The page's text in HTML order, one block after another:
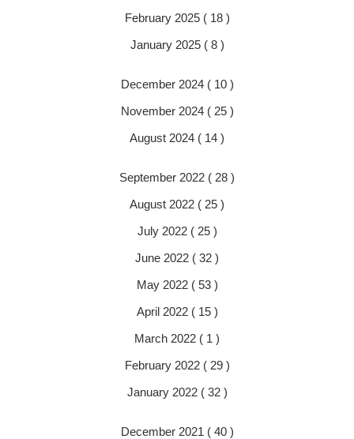
February 2025 ( 18 )
January 2025 ( 8 )
December 2024 ( 10 )
November 2024 ( 25 )
August 2024 ( 14 )
September 2022 ( 28 )
August 2022 ( 25 )
July 2022 ( 25 )
June 2022 ( 32 )
May 2022 ( 53 )
April 2022 ( 15 )
March 2022 ( 1 )
February 2022 ( 29 )
January 2022 ( 32 )
December 2021 ( 40 )